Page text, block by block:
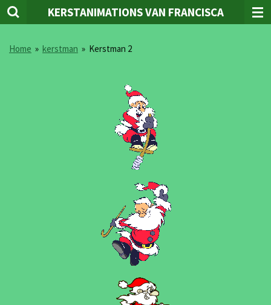
Ga
direct
de
KERSTANIMATIONS VAN FRANCISCA
Home » kerstman » Kerstman 2